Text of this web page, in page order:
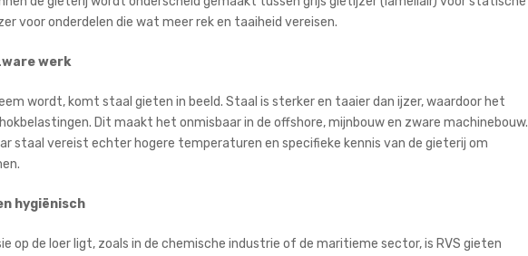
voor onderdelen die wat meer rek en taaiheid vereisen.
werk
wordt, komt staal gieten in beeld. Staal is sterker en taaier dan ijzer, waardoor het
Dit maakt het onmisbaar in de offshore, mijnbouw en zware machinebouw.
staal vereist echter hogere temperaturen en specifieke kennis van de gieterij om
hygiënisch
op de loer ligt, zoals in de chemische industrie of de maritieme sector, is RVS gieten